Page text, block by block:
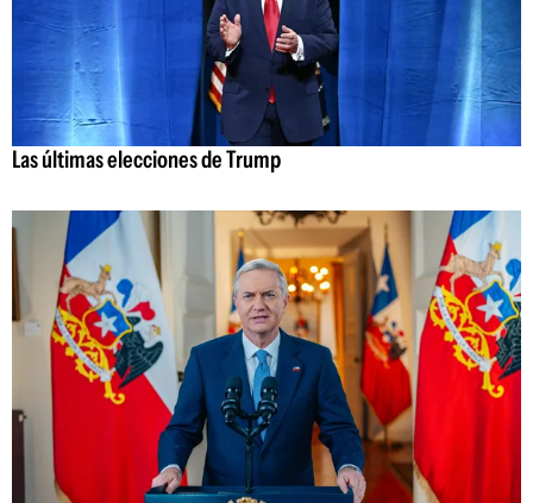
Las últimas elecciones de Trump